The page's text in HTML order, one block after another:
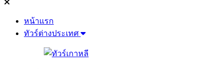
หน้าแรก
ทัวร์ต่างประเทศ